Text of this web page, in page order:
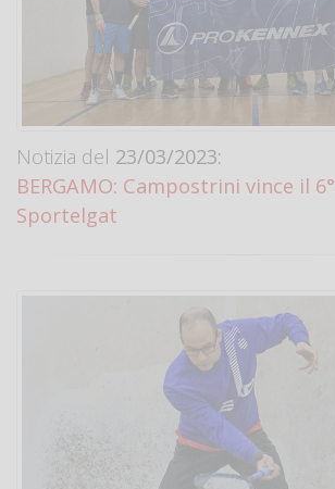
Notizia del 23/03/2023:
BERGAMO: Campostrini vince il
Sportelgat